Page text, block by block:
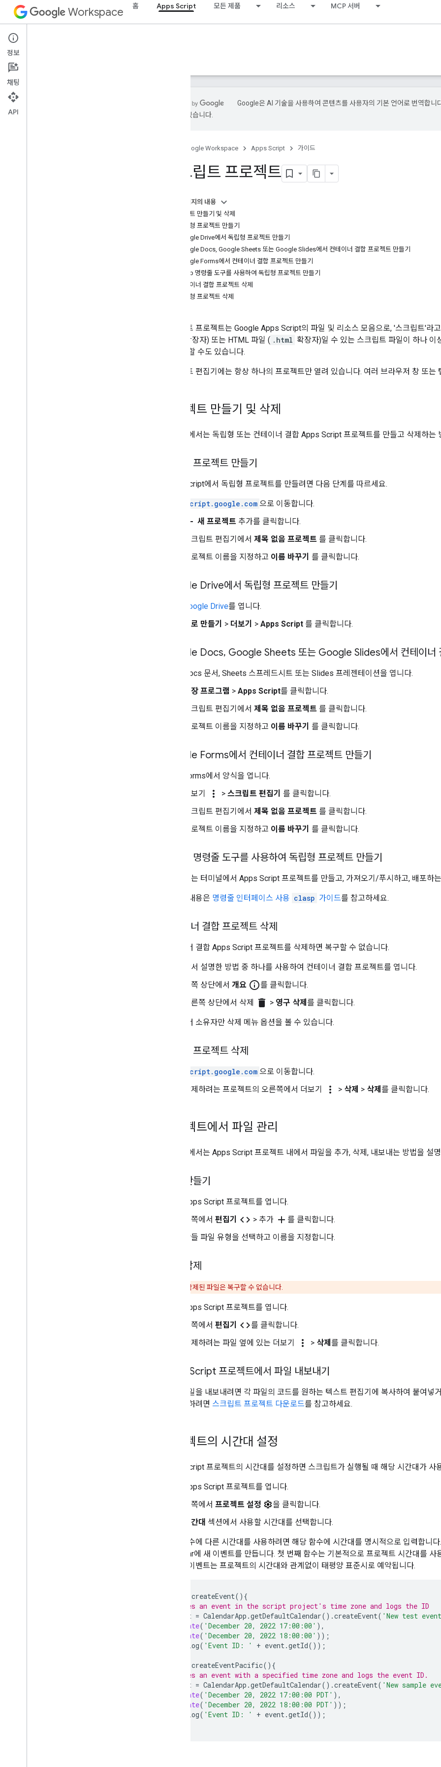
Workspace 홈 Apps Script 모든 제품 리소스 MCP 서버
Apps Script
개요
Google은 AI 기술을 사용하여 콘텐츠를 사용자의 기본 언어로 번역합니
있을 수 있습니다.
Google Workspace Apps Script 가이드
스크립트 프로젝트
이 페이지의 내용
프로젝트 만들기 및 삭제
독립형 프로젝트 만들기
Google Drive에서 독립형 프로젝트 만들기
Google Docs, Google Sheets 또는 Google Slides에서 컨테이너 결합 프로젝트 만들기
Google Forms에서 컨테이너 결합 프로젝트 만들기
clasp 명령줄 도구를 사용하여 독립형 프로젝트 만들기
컨테이너 결합 프로젝트 삭제
독립형 프로젝트 삭제
스크립트 프로젝트는 Google Apps Script의 파일 및 리소스 모음으로, '스크립트'라
확장자) 또는 HTML 파일 ( .html 확장자)일 수 있는 스크립트 파일이 하나
를 포함할 수도 있습니다.
스크립트 편집기에는 항상 하나의 프로젝트만 열려 있습니다. 여러 브라우저 창 또
프로젝트 만들기 및 삭제
이 섹션에서는 독립형 또는 컨테이너 결합 Apps Script 프로젝트를 만들고 삭제하는
독립형 프로젝트 만들기
Apps Script에서 독립형 프로젝트를 만들려면 다음 단계를 따르세요.
script.google.com 으로 이동합니다.
add 새 프로젝트 추가를 클릭합니다.
스크립트 편집기에서 제목 없음 프로젝트 를 클릭합니다.
프로젝트 이름을 지정하고 이름 바꾸기 를 클릭합니다.
Google Drive에서 독립형 프로젝트 만들기
Google Drive를 엽니다.
새로 만들기
> 더보기 > Apps Script 를 클릭합니다.
Google Docs, Google Sheets 또는 Google Slides에서 컨테이너
Docs 문서, Sheets 스프레드시트 또는 Slides 프레젠테이션을 엽니다.
확장 프로그램 > Apps Script를 클릭합니다.
스크립트 편집기에서 제목 없음 프로젝트 를 클릭합니다.
프로젝트 이름을 지정하고 이름 바꾸기 를 클릭합니다.
Google Forms에서 컨테이너 결합 프로젝트 만들기
Forms에서 양식을 엽니다.
더보기
more_vert > 스크립트 편집기 를 클릭합니다.
스크립트 편집기에서 제목 없음 프로젝트 를 클릭합니다.
프로젝트 이름을 지정하고 이름 바꾸기 를 클릭합니다.
명령줄 도구를 사용하여 독립형 프로젝트 만들기
는 터미널에서 Apps Script 프로젝트를 만들고, 가져오기/푸시하고, 배포하
자세한 내용은 명령줄 인터페이스 사용 clasp 가이드를 참고하세요.
컨테이너 결합 프로젝트 삭제
컨테이너 결합 Apps Script 프로젝트를 삭제하면 복구할 수 없습니다.
앞서 설명한 방법 중 하나를 사용하여 컨테이너 결합 프로젝트를 엽니다.
왼쪽 상단에서 개요 info_outline를 클릭합니다.
오른쪽 상단에서 삭제
delete > 영구 삭제 를 클릭합니다.
컨테이너 소유자만 삭제 메뉴 옵션을 볼 수 있습니다.
독립형 프로젝트 삭제
script.google.com 으로 이동합니다.
삭제하려는 프로젝트의 오른쪽에서 더보기
more_vert > 삭제 > 삭제 를 클릭합니다.
프로젝트에서 파일 관리
이 섹션에서는 Apps Script 프로젝트 내에서 파일을 추가, 삭제, 내보내는 방법을 설
파일 만들기
Apps Script 프로젝트를 엽니다.
왼쪽에서 편집기 code > 추가 add 를 클릭합니다.
만들 파일 유형을 선택하고 이름을 지정합니다.
파일 삭제
삭제된 파일은 복구할 수 없습니다.
Apps Script 프로젝트를 엽니다.
왼쪽에서 편집기 code를 클릭합니다.
삭제하려는 파일 옆에 있는 더보기
more_vert > 삭제 를 클릭합니다.
Apps Script 프로젝트에서 파일 내보내기
코드 파일을 내보내려면 각 파일의 코드를 원하는 텍스트 편집기에 복사하여 붙여넣
를 사용하려면 스크립트 프로젝트 다운로드를 참고하세요.
프로젝트의 시간대 설정
Apps Script 프로젝트의 시간대를 설정하면 스크립트가 실행될 때 해당 시간대가 사
Apps Script 프로젝트를 엽니다.
왼쪽에서 프로젝트 설정
을 클릭합니다.
시간대 섹션에서 사용할 시간대를 선택합니다.
특정 함수에 다른 시간대를 사용하려면 해당 함수에 시간대를 명시적으로 입력합니
Calendar에 새 이벤트를 만듭니다. 첫 번째 함수는 기본적으로 프로젝트 시간대를
하므로 이벤트는 프로젝트의 시간대와 관계없이 태평양 표준시로 예약됩니다.
createEvent(){
// Creates an event in the script project's time zone and logs the ID
event = CalendarApp .getDefaultCalendar().createEvent( 'New test
Date( 'December 20, 2022 17:00:00' ),
Date( 'December 20, 2022 18:00:00' ));
log( 'Event ID: ' + event.getId());
createEventPacific(){
// Creates an event with a specified time zone and logs the event ID.
event = CalendarApp .getDefaultCalendar().createEvent( 'New sample
Date( 'December 20, 2022 17:00:00 PDT' ),
Date( 'December 20, 2022 18:00:00 PDT' ));
log( 'Event ID: ' + event.getId());
정보
채팅
API